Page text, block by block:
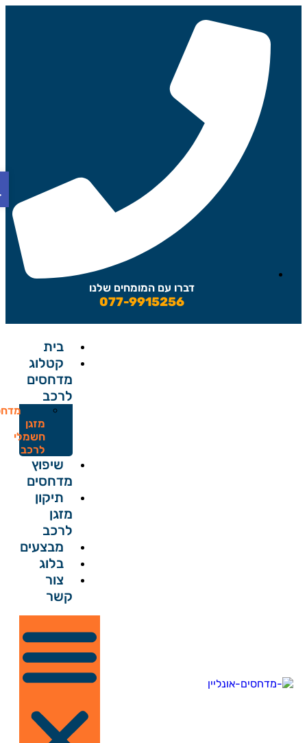
בית
קטלוג
מדחסים
לרכב
מדחס
מזגן
חשמלי
לרכב
שיפוץ
מדחסים
תיקון
מזגן
לרכב
מבצעים
בלוג
צור
קשר
דברו עם המומחים שלנו
077-9915256